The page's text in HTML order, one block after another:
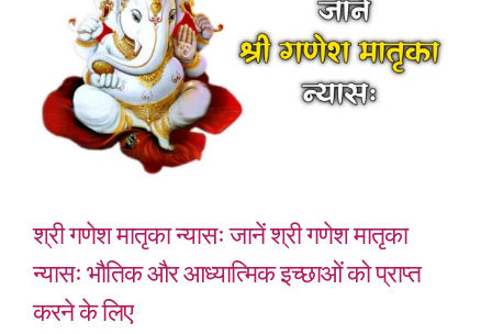
श्री गणेश मातृका न्यासः जानें श्री गणेश मातृका
न्यासः भौतिक और आध्यात्मिक इच्छाओं को प्राप्त
करने के लिए